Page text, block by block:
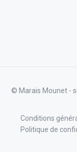
© Marais Mounet -
Conditions
Politique de